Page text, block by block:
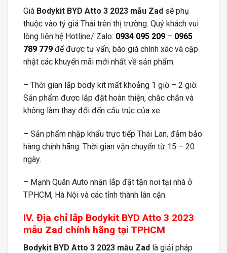
Giá Bodykit BYD Atto 3 2023 mẫu Zad sẽ phụ
thuộc vào tỷ giá Thái trên thị trường. Quý khách vui
lòng liên hệ Hotline/ Zalo: 0934 095 209 – 0965
789 779 để được tư vấn, báo giá chính xác và cập
nhật các khuyến mãi mới nhất về sản phẩm.
– Thời gian lắp body kit mất khoảng 1 giờ – 2 giờ.
Sản phẩm được lắp đặt hoàn thiện, chắc chắn và
không làm thay đổi đến cấu trúc của xe.
– Sản phẩm nhập khẩu trực tiếp Thái Lan, đảm bảo
hàng chính hãng. Thời gian vận chuyển từ 15 – 20
ngày.
– Mạnh Quân Auto nhận lắp đặt tận nơi tại nhà ở
TPHCM, Hà Nội và các tỉnh thành lân cận.
IV. Địa chỉ lắp Bodykit BYD Atto 3 2023
mẫu Zad chính hãng tại TPHCM
Bodykit BYD Atto 3 2023 mẫu Zad là giải pháp